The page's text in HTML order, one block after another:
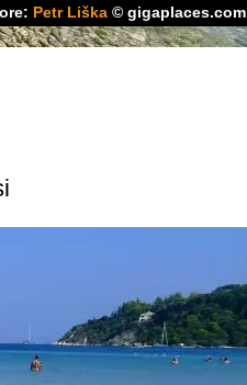
Petr Liška © gigaplaces.com